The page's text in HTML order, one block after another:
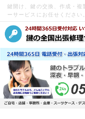
鍵開け、鍵の交換、作成・複
ーサービスにお任せください